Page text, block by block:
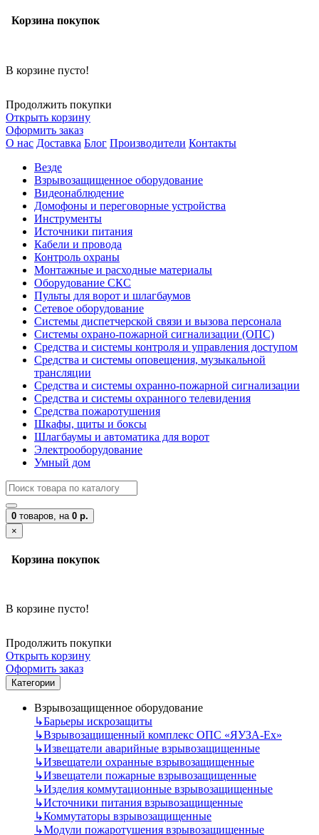
Корзина покупок
В корзине пусто!
Продолжить покупки
Открыть корзину
Оформить заказ
О нас Доставка Блог Производители Контакты
Везде
Взрывозащищенное оборудование
Видеонаблюдение
Домофоны и переговорные устройства
Инструменты
Источники питания
Кабели и провода
Контроль охраны
Монтажные и расходные материалы
Оборудование СКС
Пульты для ворот и шлагбаумов
Сетевое оборудование
Системы диспетчерской связи и вызова персонала
Системы охрано-пожарной сигнализации (ОПС)
Средства и системы контроля и управления доступом
Средства и системы оповещения, музыкальной
трансляции
Средства и системы охранно-пожарной сигнализации
Средства и системы охранного телевидения
Средства пожаротушения
Шкафы, щиты и боксы
Шлагбаумы и автоматика для ворот
Электрооборудование
Умный дом
0 товаров, на 0 р.
×
Корзина покупок
В корзине пусто!
Продолжить покупки
Открыть корзину
Оформить заказ
Категории
Взрывозащищенное оборудование
↳Барьеры искрозащиты
↳Взрывозащищенный комплекс ОПС «ЯУЗА-Ех»
↳Извещатели аварийные взрывозащищенные
↳Извещатели охранные взрывозащищенные
↳Извещатели пожарные взрывозащищенные
↳Изделия коммутационные взрывозащищенные
↳Источники питания взрывозащищенные
↳Коммутаторы взрывозащищенные
↳Модули пожаротушения взрывозащищенные